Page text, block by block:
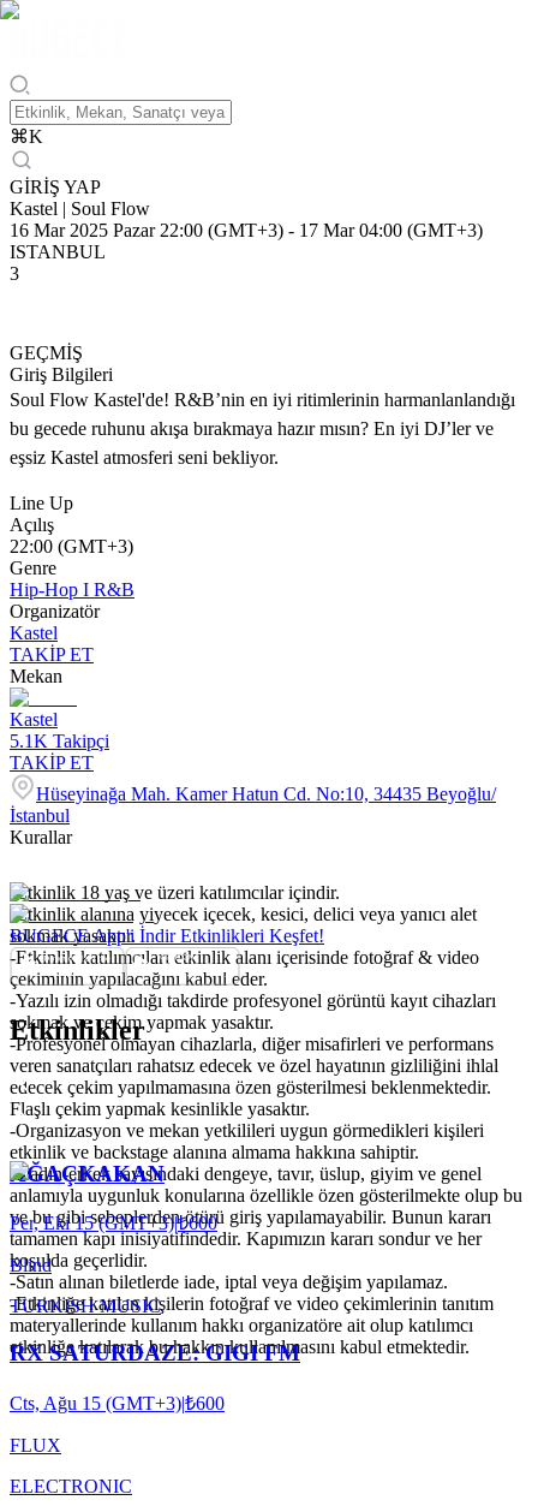
⌘K
GİRİŞ YAP
Kastel | Soul Flow
16 Mar 2025 Pazar 22:00 (GMT+3) - 17 Mar 04:00 (GMT+3)
ISTANBUL
3
GEÇMİŞ
Giriş Bilgileri
Soul Flow Kastel'de! R&B’nin en iyi ritimlerinin harmanlanlandığı
bu gecede ruhunu akışa bırakmaya hazır mısın? En iyi DJ’ler ve
eşsiz Kastel atmosferi seni bekliyor.
Line Up
Açılış
22:00 (GMT+3)
Genre
Hip-Hop I R&B
Organizatör
Kastel
TAKİP ET
Mekan
Kastel
5.1K Takipçi
TAKİP ET
Hüseyinağa Mah. Kamer Hatun Cd. No:10, 34435 Beyoğlu/
İstanbul
Kurallar
-Etkinlik 18 yaş ve üzeri katılımcılar içindir.
-Etkinlik alanına yiyecek içecek, kesici, delici veya yanıcı alet
sokmak yasaktır.
-Etkinlik katılımcıları etkinlik alanı içerisinde fotoğraf & video
çekiminin yapılacağını kabul eder.
-Yazılı izin olmadığı takdirde profesyonel görüntü kayıt cihazları
sokmak ve çekim yapmak yasaktır.
-Profesyonel olmayan cihazlarla, diğer misafirleri ve performans
veren sanatçıları rahatsız edecek ve özel hayatının gizliliğini ihlal
edecek çekim yapılmamasına özen gösterilmesi beklenmektedir.
Flaşlı çekim yapmak kesinlikle yasaktır.
-Organizasyon ve mekan yetkilileri uygun görmedikleri kişileri
etkinlik ve backstage alanına almama hakkına sahiptir.
-Kadın-erkek sayısındaki dengeye, tavır, üslup, giyim ve genel
anlamıyla uygunluk konularına özellikle özen gösterilmekte olup bu
ve bu gibi sebeplerden ötürü giriş yapılamayabilir. Bunun kararı
tamamen kapı inisiyatifindedir. Kapımızın kararı sondur ve her
koşulda geçerlidir.
-Satın alınan biletlerde iade, iptal veya değişim yapılamaz.
-Etkinliğe katılan kişilerin fotoğraf ve video çekimlerinin tanıtım
materyallerinde kullanım hakkı organizatöre ait olup katılımcı
etkinliğe katılarak bu hakkın kullanılmasını kabul etmektedir.
BUGECE App'i İndir Etkinlikleri Keşfet!
Etkinlikler
AĞAÇKAKAN
Per, Eki 15 (GMT+3)|₺600
Blind
TURKISH MUSIC
RX SATURDAZE: GIGI FM
Cts, Ağu 15 (GMT+3)|₺600
FLUX
ELECTRONIC